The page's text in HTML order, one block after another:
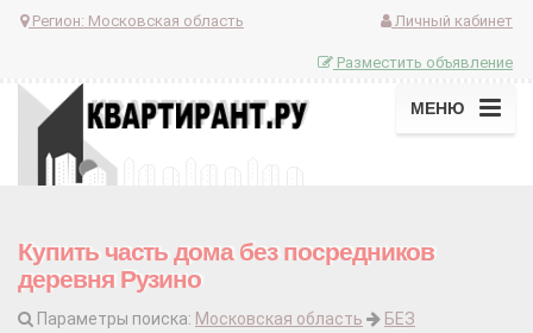
Регион: Московская область Личный кабинет
Разместить объявление
МЕНЮ
Купить часть дома без посредников
деревня Рузино
Параметры поиска: Московская область
БЕЗ